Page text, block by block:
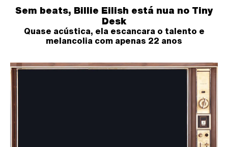
Sem beats, Billie Eilish está nua no Tiny
Desk
Quase acústica, ela escancara o talento e
melancolia com apenas 22 anos